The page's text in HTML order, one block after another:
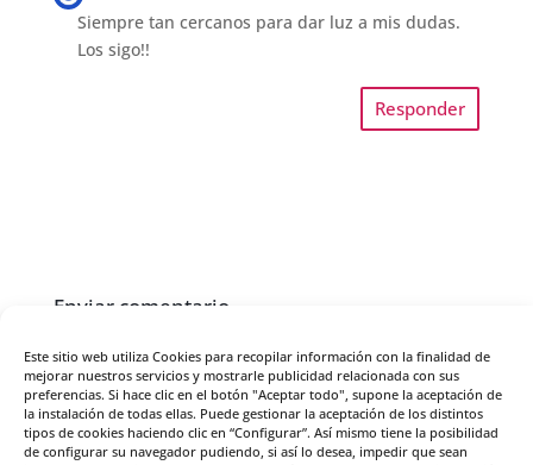
Este sitio web utiliza Cookies para recopilar información con la finalidad de
mejorar nuestros servicios y mostrarle publicidad relacionada con sus
preferencias. Si hace clic en el botón "Aceptar todo", supone la aceptación de
la instalación de todas ellas. Puede gestionar la aceptación de los distintos
tipos de cookies haciendo clic en “Configurar”. Así mismo tiene la posibilidad
de configurar su navegador pudiendo, si así lo desea, impedir que sean
Siempre tan cercanos para dar luz a mis dudas.
Los sigo!!
Responder
Enviar comentario
Tu dirección de correo electrónico no será publicada.
Los campos obligatorios están marcados con*